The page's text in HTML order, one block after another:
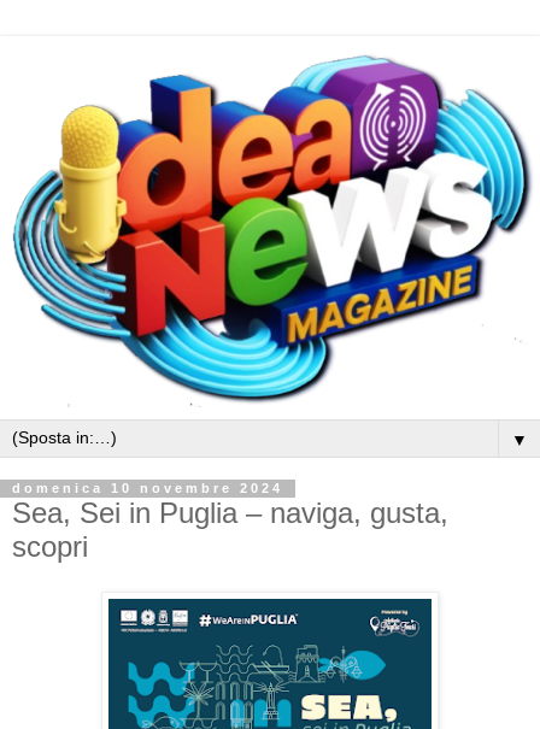
▼
domenica 10 novembre 2024
Sea, Sei in Puglia – naviga, gusta,
scopri